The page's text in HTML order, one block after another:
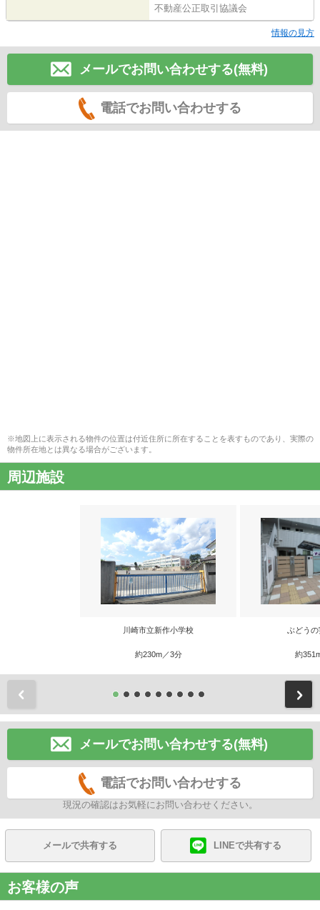
不動産公正取引協議会
情報の見方
メールでお問い合わせする(無料)
電話でお問い合わせする
※地図上に表示される物件の位置は付近住所に所在することを表すものであり、実際の
物件所在地とは異なる場合がございます。
周辺施設
川崎市立新作小学校
約230m／3分
ぶどう
約
メールでお問い合わせする(無料)
電話でお問い合わせする
現況の確認はお気軽にお問い合わせください。
メールで共有する LINEで共有する
お客様の声